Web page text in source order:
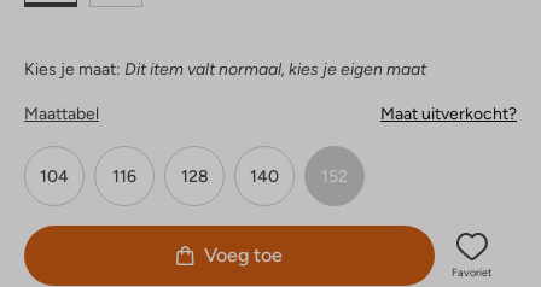
Kies je maat: Dit item valt normaal, kies je eigen maat
Maattabel Maat uitverkocht?
104 116 128 140 152
Voeg toe
Favoriet